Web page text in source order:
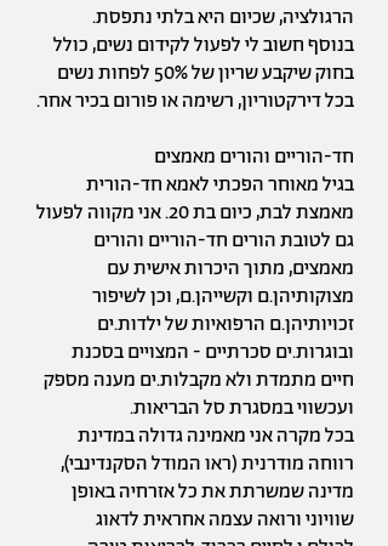
הרגולציה, שכיום היא בלתי נתפסת.
בנוסף חשוב לי לפעול לקידום נשים, כולל
בחוק שיקבע שריון של 50% לפחות נשים
בכל דירקטוריון, רשימה או פורום בכיר אחר.
חד-הוריים והורים מאמצים
בגיל מאוחר הפכתי לאמא חד-הורית
מאמצת לבת, כיום בת 20. אני מקווה לפעול
גם לטובת הורים חד-הוריים והורים
מאמצים, מתוך היכרות אישית עם
מצוקותיהן.ם וקשייהן.ם, וכן לשיפור
זכויותיהן.ם הרפואיות של ילדות.ים
ובוגרות.ים סכרתיים - המצויים בסכנת
חיים מתמדת ולא מקבלות.ים מענה מספק
ועכשווי במסגרת סל הבריאות.
בכל מקרה אני מאמינה גדולה במדינת
רווחה מודרנית (ראו המודל הסקנדינבי),
מדינה שמשרתת את כל אזרחיה באופן
שוויוני ורואה עצמה אחראית לדאוג